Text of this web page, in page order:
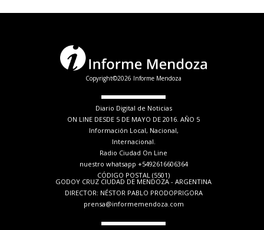
Copyright©2026 Informe Mendoza
Diario Digital de Noticias
ON LINE DESDE 5 DE MAYO DE 2016. AÑO 5
Información Local, Nacional,
Internacional.
Radio Ciudad On Line
nuestro whatsapp +5492616606364
CÓDIGO POSTAL (5501)
GODOY CRUZ CIUDAD DE MENDOZA - ARGENTINA
DIRECTOR: NÉSTOR PABLO PRODOPRIGORA
prensa@informemendoza.com